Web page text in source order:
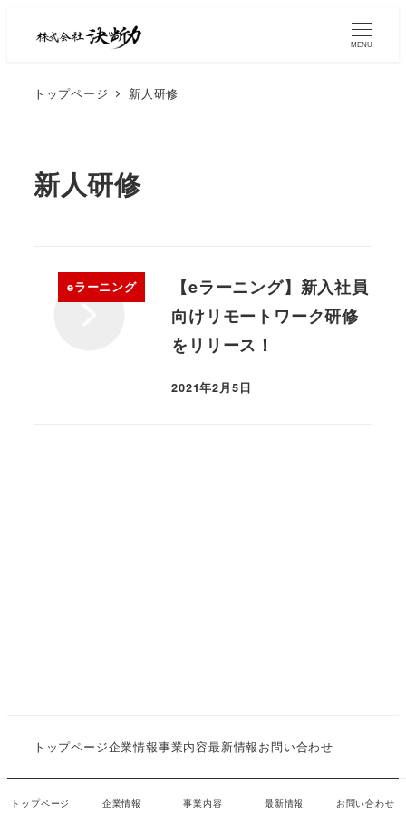
MENU
トップページ 新人研修
新人研修
eラーニング
【eラーニング】新入社員
向けリモートワーク研修
をリリース！
2021年2月5日
トップページ企業情報事業内容最新情報お問い合わせ
株式会社決断力 all rights reserved.
トップページ 企業情報 事業内容 最新情報 お問い合わせ